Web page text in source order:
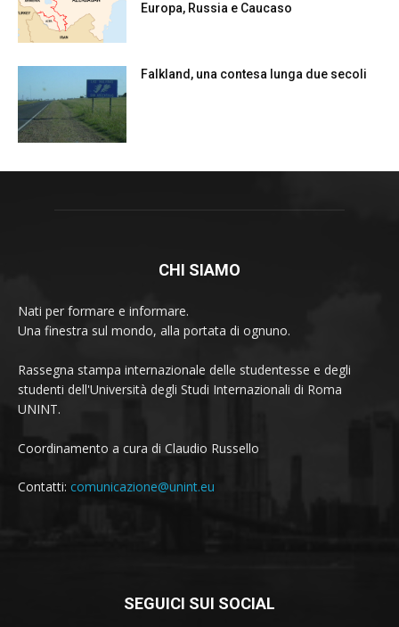
Europa, Russia e Caucaso
Falkland, una contesa lunga due secoli
CHI SIAMO
Nati per formare e informare.
Una finestra sul mondo, alla portata di ognuno.
Rassegna stampa internazionale delle studentesse e degli
studenti dell'Università degli Studi Internazionali di Roma
UNINT.
Coordinamento a cura di Claudio Russello
Contatti: comunicazione@unint.eu
SEGUICI SUI SOCIAL